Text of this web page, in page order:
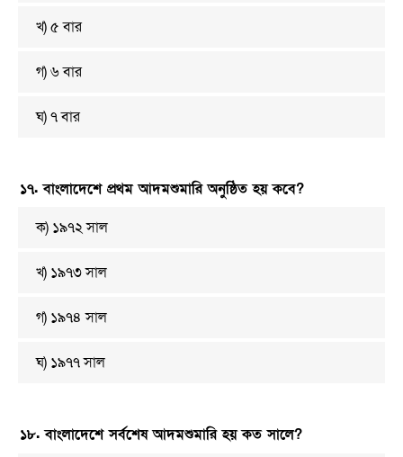
খ) ৫ বার
গ) ৬ বার
ঘ) ৭ বার
১৭. বাংলাদেশে প্রথম আদমশুমারি অনুষ্ঠিত হয় কবে?
ক) ১৯৭২ সাল
খ) ১৯৭৩ সাল
গ) ১৯৭৪ সাল
ঘ) ১৯৭৭ সাল
১৮. বাংলাদেশে সর্বশেষ আদমশুমারি হয় কত সালে?